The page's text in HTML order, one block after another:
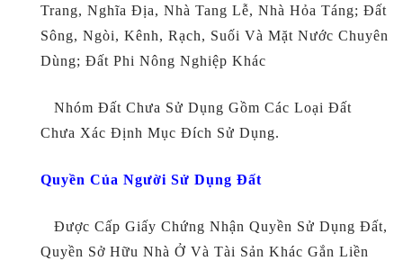
Trang, Nghĩa Địa, Nhà Tang Lễ, Nhà Hỏa Táng; Đất
Sông, Ngòi, Kênh, Rạch, Suối Và Mặt Nước Chuyên
Dùng; Đất Phi Nông Nghiệp Khác
Nhóm Đất Chưa Sử Dụng Gồm Các Loại Đất
Chưa Xác Định Mục Đích Sử Dụng.
Quyền Của Người Sử Dụng Đất
Được Cấp Giấy Chứng Nhận Quyền Sử Dụng Đất,
Quyền Sở Hữu Nhà Ở Và Tài Sản Khác Gắn Liền